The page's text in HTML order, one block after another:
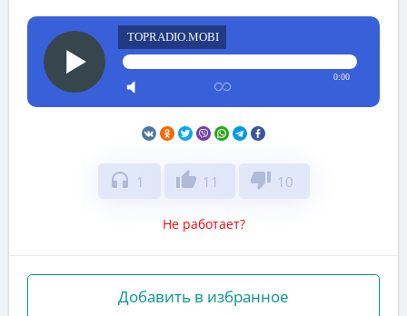
TOPRADIO.MOBI
0:00
headphones 1 thumb_up 11 thumb_down 10
Не работает?
Добавить в избранное